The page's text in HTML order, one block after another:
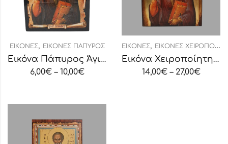
ΕΙΚΌΝΕΣ, ΕΙΚΌΝΕΣ ΠΆΠΥΡΟΣ
Εικόνα Πάπυρος Άγιος Χαράλαμπος
6,00€ – 10,00€
ΕΙΚΌΝΕΣ, ΕΙΚΌΝΕΣ ΧΕΙΡΟΠΟΊΗΤΕΣ
Εικόνα Χειροποίητη “Άγιος Χαράλαμπος”
14,00€ – 27,00€